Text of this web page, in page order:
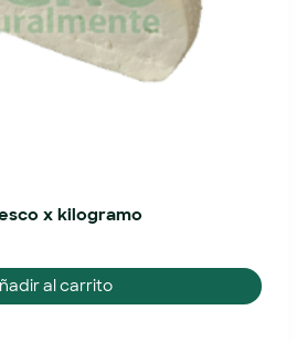
x kilogramo
al carrito